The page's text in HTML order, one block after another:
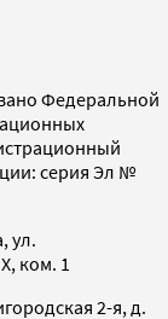
Федеральной
серия Эл №
ул.
ком. 1
2-я, д.